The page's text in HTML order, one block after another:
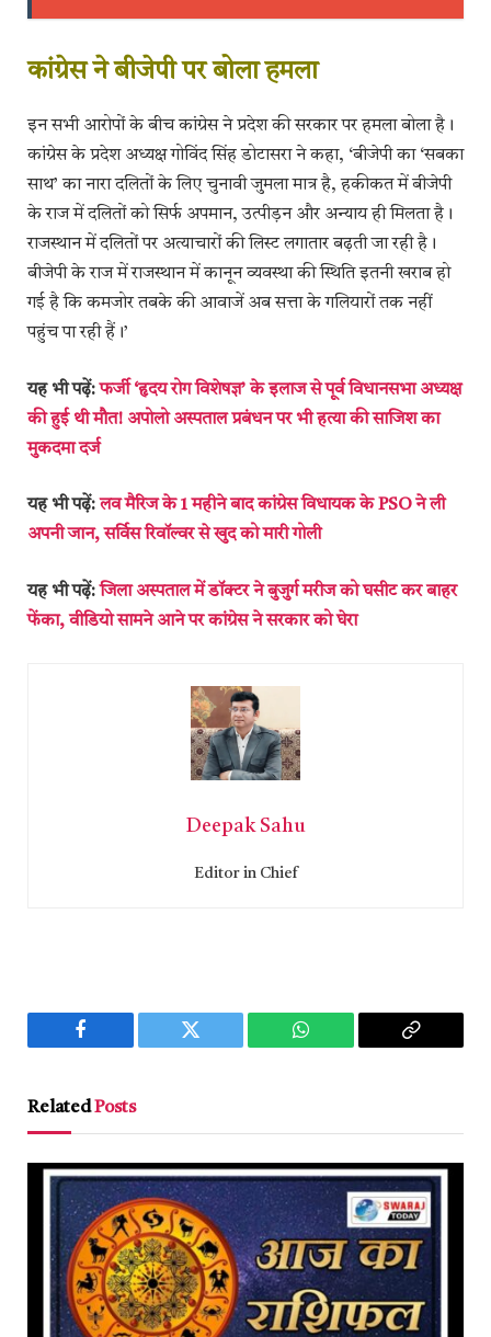
कांग्रेस ने बीजेपी पर बोला हमला
इन सभी आरोपों के बीच कांग्रेस ने प्रदेश की सरकार पर हमला बोला है।
कांग्रेस के प्रदेश अध्यक्ष गोविंद सिंह डोटासरा ने कहा, ‘बीजेपी का ‘सबका
साथ’ का नारा दलितों के लिए चुनावी जुमला मात्र है, हकीकत में बीजेपी
के राज में दलितों को सिर्फ अपमान, उत्पीड़न और अन्याय ही मिलता है।
राजस्थान में दलितों पर अत्याचारों की लिस्ट लगातार बढ़ती जा रही है।
बीजेपी के राज में राजस्थान में कानून व्यवस्था की स्थिति इतनी खराब हो
गई है कि कमजोर तबके की आवाजें अब सत्ता के गलियारों तक नहीं
पहुंच पा रही हैं।’
यह भी पढ़ें:फर्जी ‘हृदय रोग विशेषज्ञ’ के इलाज से पूर्व विधानसभा अध्यक्ष
की हुई थी मौत! अपोलो अस्पताल प्रबंधन पर भी हत्या की साजिश का
मुकदमा दर्ज
यह भी पढ़ें:लव मैरिज के 1 महीने बाद कांग्रेस विधायक के PSO ने ली
अपनी जान, सर्विस रिवॉल्वर से खुद को मारी गोली
यह भी पढ़ें:जिला अस्पताल में डॉक्टर ने बुजुर्ग मरीज को घसीट कर बाहर
फेंका, वीडियो सामने आने पर कांग्रेस ने सरकार को घेरा
Deepak Sahu
Editor in Chief
Facebook Twitter WhatsApp
Copy
RelatedPosts